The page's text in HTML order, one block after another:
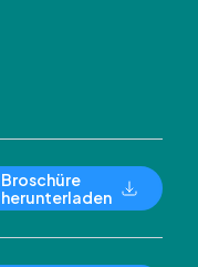
Broschüre
herunterladen